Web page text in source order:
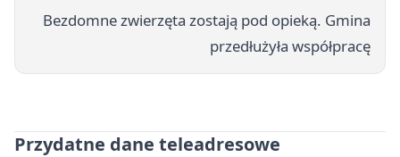
Bezdomne zwierzęta zostają pod opieką. Gmina
przedłużyła współpracę
Przydatne dane teleadresowe